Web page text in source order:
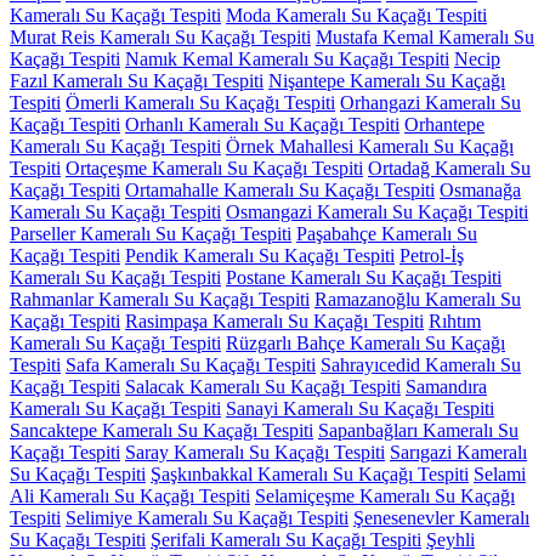
Kameralı Su Kaçağı Tespiti Moda Kameralı Su Kaçağı Tespiti
Murat Reis Kameralı Su Kaçağı Tespiti Mustafa Kemal Kameralı Su
Kaçağı Tespiti Namık Kemal Kameralı Su Kaçağı Tespiti Necip
Fazıl Kameralı Su Kaçağı Tespiti Nişantepe Kameralı Su Kaçağı
Tespiti Ömerli Kameralı Su Kaçağı Tespiti Orhangazi Kameralı Su
Kaçağı Tespiti Orhanlı Kameralı Su Kaçağı Tespiti Orhantepe
Kameralı Su Kaçağı Tespiti Örnek Mahallesi Kameralı Su Kaçağı
Tespiti Ortaçeşme Kameralı Su Kaçağı Tespiti Ortadağ Kameralı Su
Kaçağı Tespiti Ortamahalle Kameralı Su Kaçağı Tespiti Osmanağa
Kameralı Su Kaçağı Tespiti Osmangazi Kameralı Su Kaçağı Tespiti
Parseller Kameralı Su Kaçağı Tespiti Paşabahçe Kameralı Su
Kaçağı Tespiti Pendik Kameralı Su Kaçağı Tespiti Petrol-İş
Kameralı Su Kaçağı Tespiti Postane Kameralı Su Kaçağı Tespiti
Rahmanlar Kameralı Su Kaçağı Tespiti Ramazanoğlu Kameralı Su
Kaçağı Tespiti Rasimpaşa Kameralı Su Kaçağı Tespiti Rıhtım
Kameralı Su Kaçağı Tespiti Rüzgarlı Bahçe Kameralı Su Kaçağı
Tespiti Safa Kameralı Su Kaçağı Tespiti Sahrayıcedid Kameralı Su
Kaçağı Tespiti Salacak Kameralı Su Kaçağı Tespiti Samandıra
Kameralı Su Kaçağı Tespiti Sanayi Kameralı Su Kaçağı Tespiti
Sancaktepe Kameralı Su Kaçağı Tespiti Sapanbağları Kameralı Su
Kaçağı Tespiti Saray Kameralı Su Kaçağı Tespiti Sarıgazi Kameralı
Su Kaçağı Tespiti Şaşkınbakkal Kameralı Su Kaçağı Tespiti Selami
Ali Kameralı Su Kaçağı Tespiti Selamiçeşme Kameralı Su Kaçağı
Tespiti Selimiye Kameralı Su Kaçağı Tespiti Şenesenevler Kameralı
Su Kaçağı Tespiti Şerifali Kameralı Su Kaçağı Tespiti Şeyhli